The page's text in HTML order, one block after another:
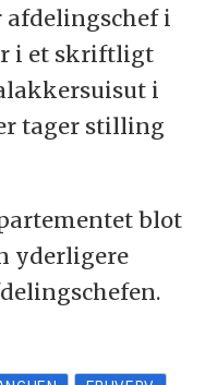
afdelingschef i
i et skriftligt
i
tager stilling
blot
yderligere